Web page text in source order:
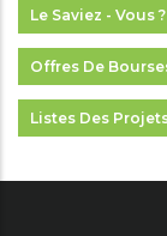
Le Saviez - Vous ?
Offres De
Listes Des